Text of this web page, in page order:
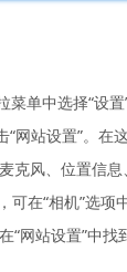
单中选择“设置
站设置”。在
风、位置信
在“相机”选项中
站设置”中